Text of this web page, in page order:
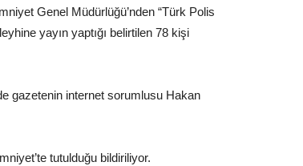
Genel Müdürlüğü’nden “Türk Polis
yayın yaptığı belirtilen 78 kişi
gazetenin internet sorumlusu Hakan
tutulduğu bildiriliyor.